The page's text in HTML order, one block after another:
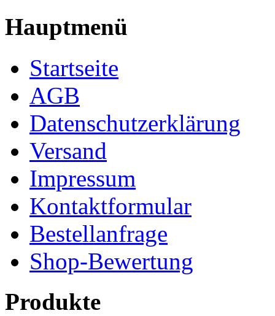
Hauptmenü
Startseite
AGB
Datenschutzerklärung
Versand
Impressum
Kontaktformular
Bestellanfrage
Shop-Bewertung
Produkte